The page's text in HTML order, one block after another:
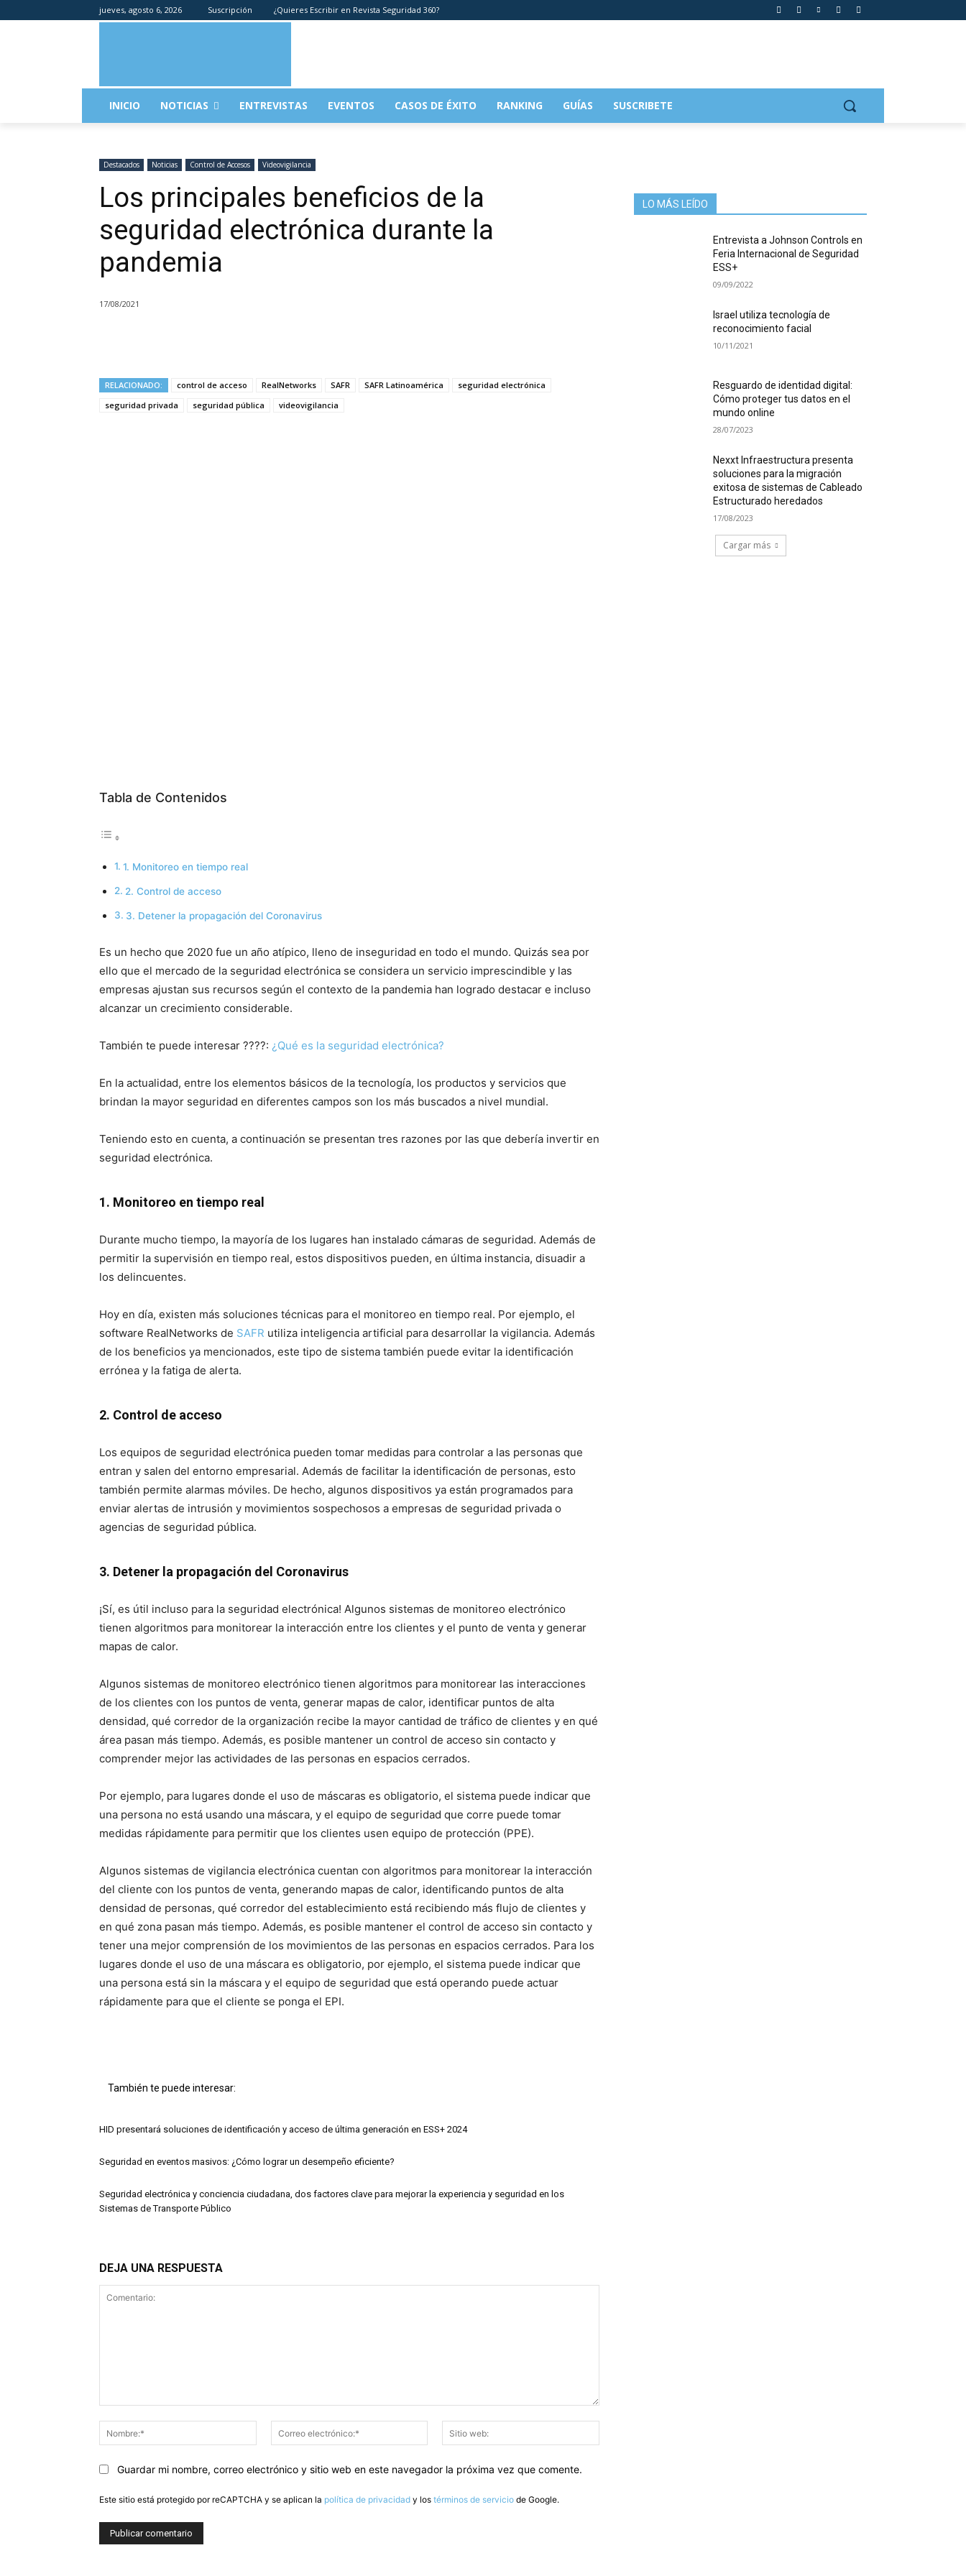
jueves, agosto 6, 2026 Suscripción ¿Quieres Escribir en Revista Seguridad 360?
INICIO NOTICIAS ENTREVISTAS EVENTOS CASOS DE ÉXITO RANKING GUÍAS SUSCRIBETE
Destacados Noticias Control de Accesos Videovigilancia
Los principales beneficios de la
seguridad electrónica durante la
pandemia
17/08/2021
RELACIONADO: control de acceso RealNetworks SAFR SAFR Latinoamérica
seguridad electrónica
seguridad privada
seguridad pública videovigilancia
Tabla de Contenidos
1. Monitoreo en tiempo real
2. Control de acceso
3. Detener la propagación del Coronavirus
Es un hecho que 2020 fue un año atípico, lleno de inseguridad en todo el mundo. Quizás sea por
ello que el mercado de la seguridad electrónica se considera un servicio imprescindible y las
empresas ajustan sus recursos según el contexto de la pandemia han logrado destacar e incluso
alcanzar un crecimiento considerable.
También te puede interesar ????: ¿Qué es la seguridad electrónica?
En la actualidad, entre los elementos básicos de la tecnología, los productos y servicios que
brindan la mayor seguridad en diferentes campos son los más buscados a nivel mundial.
Teniendo esto en cuenta, a continuación se presentan tres razones por las que debería invertir en
seguridad electrónica.
1. Monitoreo en tiempo real
Durante mucho tiempo, la mayoría de los lugares han instalado cámaras de seguridad. Además de
permitir la supervisión en tiempo real, estos dispositivos pueden, en última instancia, disuadir a
los delincuentes.
Hoy en día, existen más soluciones técnicas para el monitoreo en tiempo real. Por ejemplo, el
software RealNetworks de SAFR utiliza inteligencia artificial para desarrollar la vigilancia. Además
de los beneficios ya mencionados, este tipo de sistema también puede evitar la identificación
errónea y la fatiga de alerta.
2. Control de acceso
Los equipos de seguridad electrónica pueden tomar medidas para controlar a las personas que
entran y salen del entorno empresarial. Además de facilitar la identificación de personas, esto
también permite alarmas móviles. De hecho, algunos dispositivos ya están programados para
enviar alertas de intrusión y movimientos sospechosos a empresas de seguridad privada o
agencias de seguridad pública.
3. Detener la propagación del Coronavirus
¡Sí, es útil incluso para la seguridad electrónica! Algunos sistemas de monitoreo electrónico
tienen algoritmos para monitorear la interacción entre los clientes y el punto de venta y generar
mapas de calor.
Algunos sistemas de monitoreo electrónico tienen algoritmos para monitorear las interacciones
de los clientes con los puntos de venta, generar mapas de calor, identificar puntos de alta
densidad, qué corredor de la organización recibe la mayor cantidad de tráfico de clientes y en qué
área pasan más tiempo. Además, es posible mantener un control de acceso sin contacto y
comprender mejor las actividades de las personas en espacios cerrados.
Por ejemplo, para lugares donde el uso de máscaras es obligatorio, el sistema puede indicar que
una persona no está usando una máscara, y el equipo de seguridad que corre puede tomar
medidas rápidamente para permitir que los clientes usen equipo de protección (PPE).
Algunos sistemas de vigilancia electrónica cuentan con algoritmos para monitorear la interacción
del cliente con los puntos de venta, generando mapas de calor, identificando puntos de alta
densidad de personas, qué corredor del establecimiento está recibiendo más flujo de clientes y
en qué zona pasan más tiempo. Además, es posible mantener el control de acceso sin contacto y
tener una mejor comprensión de los movimientos de las personas en espacios cerrados. Para los
lugares donde el uso de una máscara es obligatorio, por ejemplo, el sistema puede indicar que
una persona está sin la máscara y el equipo de seguridad que está operando puede actuar
rápidamente para que el cliente se ponga el EPI.
También te puede interesar:
HID presentará soluciones de identificación y acceso de última generación en ESS+ 2024
Seguridad en eventos masivos: ¿Cómo lograr un desempeño eficiente?
Seguridad electrónica y conciencia ciudadana, dos factores clave para mejorar la experiencia y seguridad en los
Sistemas de Transporte Público
DEJA UNA RESPUESTA
Nombre:*
Correo
electrónico:*
web:
Guardar mi nombre, correo electrónico y sitio web en este navegador la próxima vez que comente.
Este sitio está protegido por reCAPTCHA y se aplican la política de privacidad y los términos de servicio de Google.
LO MÁS LEÍDO
Entrevista a Johnson Controls en
Feria Internacional de Seguridad
ESS+
09/09/2022
Israel utiliza tecnología de
reconocimiento facial
10/11/2021
Resguardo de identidad digital:
Cómo proteger tus datos en el
mundo online
28/07/2023
Nexxt Infraestructura presenta
soluciones para la migración
exitosa de sistemas de Cableado
Estructurado heredados
17/08/2023
Cargar más